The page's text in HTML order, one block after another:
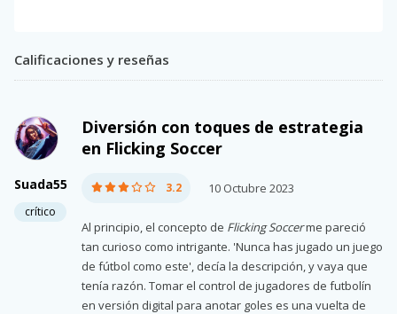
Calificaciones y reseñas
Suada55
crítico
Diversión con toques de estrategia
en Flicking Soccer
3.2 10 Octubre 2023
Al principio, el concepto de Flicking Soccerme pareció
tan curioso como intrigante. 'Nunca has jugado un juego
de fútbol como este', decía la descripción, y vaya que
tenía razón. Tomar el control de jugadores de futbolín
en versión digital para anotar goles es una vuelta de